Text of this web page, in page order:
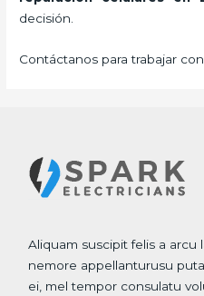
decisión.
Contáctanos para trabajar
Aliquam suscipit felis a
nemore appellanturusu
ei, mel tempor consulatu